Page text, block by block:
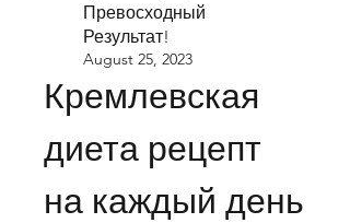
Превосходный
Результат!
August 25, 2023
Кремлевская
диета рецепт
на каждый день